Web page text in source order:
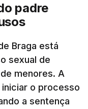
padre
Braga está
sexual de
menores. A
o processo
a sentença